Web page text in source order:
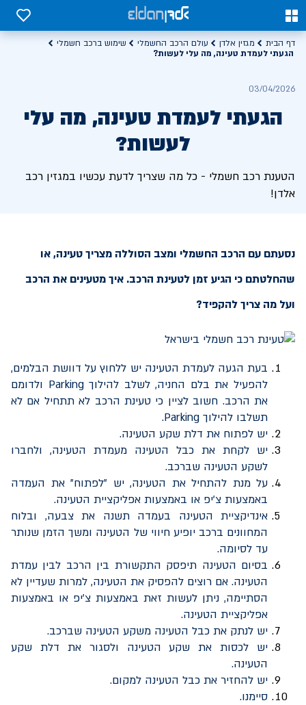
0
0
דף הבית מגזין אלדן עולם הרכב החשמלי
שימוש ברכב חשמלי
הגעתי לעמדת טעינה, מה עלי לעשות?
03/04/2026
הגעתי לעמדת טעינה, מה עלי
לעשות?
הטענת רכב חשמלי - כל מה שצריך לדעת עכשיו במגזין רכב
אלדן!
נסעתם עם הרכב החשמלי ומצב הסוללה מצריך טעינה, או
שהחלטתם כי הגיע זמן לטעינת הרכב. איך מטעינים את הרכב
ועל מה צריך להקפיד?
בעת הגעה לעמדת הטעינה יש ללחוץ על דוושת הבלמים,
להפעיל את בלם החניה, לשלב להילוךParking ולדומם
את הרכב. חשוב לציין כי טעינת הרכב לא תתחיל אם לא
תשלבו להילוך Parking
.
יש לפתוח את דלת שקע הטעינה.
יש לקחת את כבל הטעינה מעמדת הטעינה, ולחברו
לשקע הטעינה שברכב.
על מנת להתחיל את הטעינה, יש "לפתוח" את העמדה
באמצעות צ'יפ או באמצעות אפליקציית הטעינה.
אינדיקציית הטעינה בעמדה תשנה את צבעה, ובלוח
המחוונים ברכב יופיע חיווי של הטעינה ומשך הזמן שנותר
עד לסיומה.
בסיום הטעינה תיפסק התקשורת בין הרכב לבין עמדת
הטעינה. אם רוצים להפסיק את הטעינה, למרות שעדיין לא
הסתיימה, ניתן לעשות זאת באמצעות צ'יפ או באמצעות
אפליקציית הטעינה.
יש לנתק את כבל הטעינה משקע הטעינה שברכב.
יש לכסות את שקע הטעינה ולסגור את דלת שקע
הטעינה.
יש להחזיר את כבל הטעינה למקום.
סיימנו.